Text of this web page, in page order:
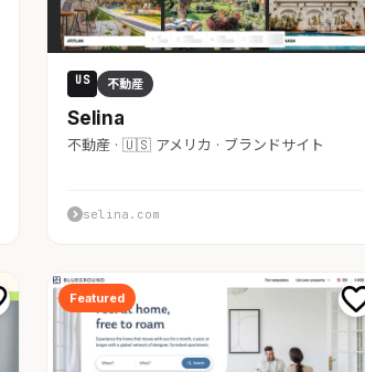
US 不動産
Selina
不動産 · 🇺🇸 アメリカ · ブランドサイト
selina.com
Featured